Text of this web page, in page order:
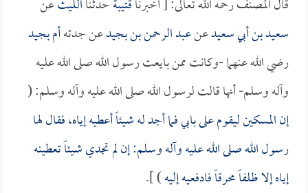
قال المصنف رحمه الله تعالى: [ أخبرناقتيبةحدثناالليثعن
سعيد بن أبي سعيدعنعبد الرحمن بن بجيدعن جدتهأم بجيد
رضي الله عنهما -وكانت ممن بايعت رسول الله صلى الله عليه
وآله وسلم- أنها قالت لرسول الله صلى الله عليه وآله وسلم: (
إن المسكين ليقوم على بابي فما أجد له شيئاً أعطيه إياه، فقال لها
رسول الله صلى الله عليه وآله وسلم: إن لم تجدي شيئاً تعطينه
إياه إلا ظلفاً محرقاً فادفعيه إليه) ].